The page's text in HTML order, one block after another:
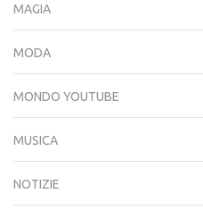
MAGIA
MODA
MONDO YOUTUBE
MUSICA
NOTIZIE